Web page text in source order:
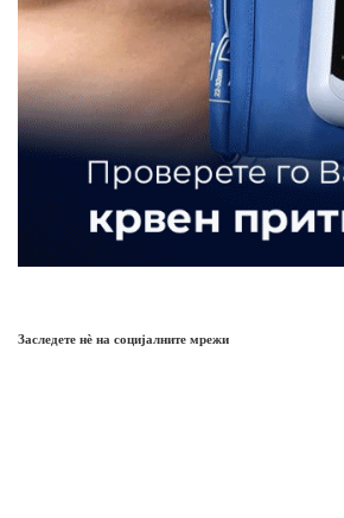
Заследете нѐ на социјалните мрежи